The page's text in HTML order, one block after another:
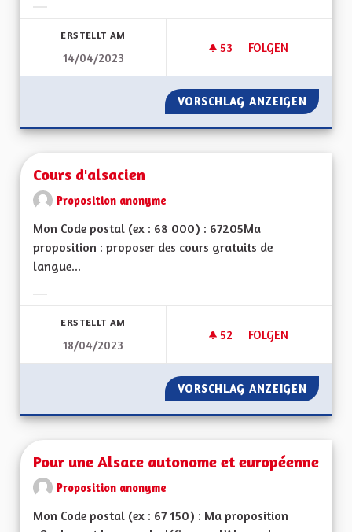
ERSTELLT AM
14/04/2023
53 53 FOLLOWER
FOLGEN
DRAPEAU ALSACIEN
VORSCHLAG ANZEIGEN
Cours d'alsacien
Proposition anonyme
Mon Code postal (ex : 68 000) : 67205Ma
proposition : proposer des cours gratuits de
langue...
ERSTELLT AM
18/04/2023
52 52 FOLLOWER
FOLGEN
COURS D'ALSACIEN
VORSCHLAG ANZEIGEN
Pour une Alsace autonome et européenne
Proposition anonyme
Mon Code postal (ex : 67 150) : Ma proposition